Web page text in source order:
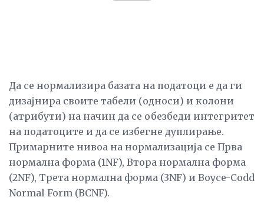
Да се ​​нормализира базата на податоци е да ги
дизајнира своите табели (односи) и колони
(атрибути) на начин да се обезбеди интегритет
на податоците и да се избегне дуплирање.
Примарните нивоа на нормализација се Прва
нормална форма (1NF), Втора нормална форма
(2NF), Трета нормална форма (3NF) и Boyce-Codd
Normal Form (BCNF).